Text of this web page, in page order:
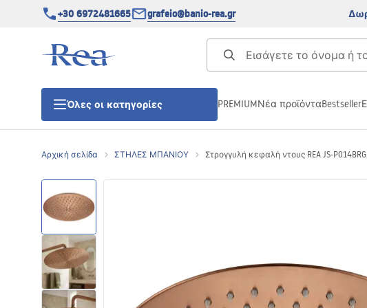
+30 6972481665 grafeio@banio-rea.gr
Όλες οι κατηγορίες
Πόρτες ντουζίερας
ΒΑΣΕΙΣ ΝΤΟΥΖΙΕΡΑΣ
ΣΙΦΩΝΙΑ ΔΑΠΕΔΟΥ
PREMIUMΝέα προϊόνταBestseller
Αρχική σελίδα ΣΤΗΛΕΣ ΜΠΑΝΙΟΥ Στρογγυλή κεφαλή ντους REA JS-